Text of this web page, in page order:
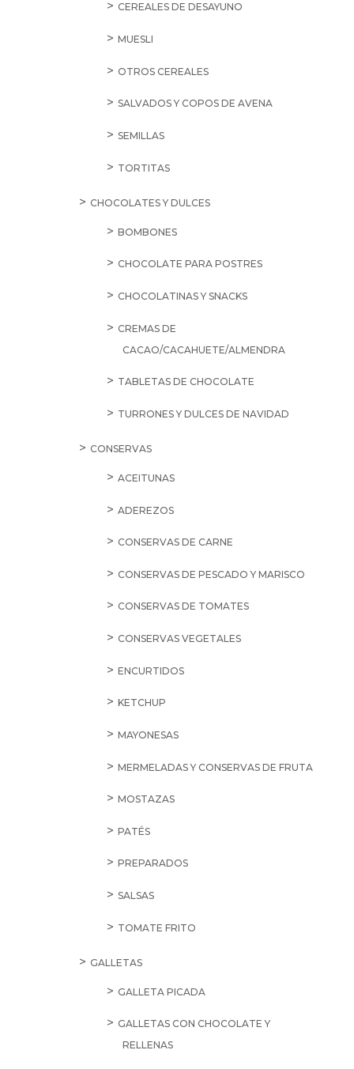
CEREALES DE DESAYUNO
MUESLI
OTROS CEREALES
SALVADOS Y COPOS DE AVENA
SEMILLAS
TORTITAS
CHOCOLATES Y DULCES
BOMBONES
CHOCOLATE PARA POSTRES
CHOCOLATINAS Y SNACKS
CREMAS DE
CACAO/CACAHUETE/ALMENDRA
TABLETAS DE CHOCOLATE
TURRONES Y DULCES DE NAVIDAD
CONSERVAS
ACEITUNAS
ADEREZOS
CONSERVAS DE CARNE
CONSERVAS DE PESCADO Y MARISCO
CONSERVAS DE TOMATES
CONSERVAS VEGETALES
ENCURTIDOS
KETCHUP
MAYONESAS
MERMELADAS Y CONSERVAS DE FRUTA
MOSTAZAS
PATÉS
PREPARADOS
SALSAS
TOMATE FRITO
GALLETAS
GALLETA PICADA
GALLETAS CON CHOCOLATE Y
RELLENAS